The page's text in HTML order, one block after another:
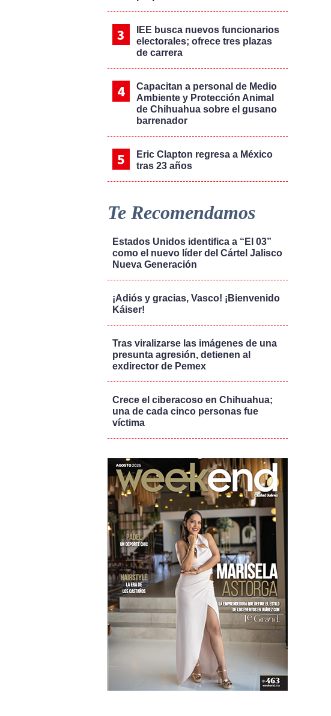
IEE busca nuevos funcionarios
electorales; ofrece tres plazas
de carrera
Capacitan a personal de Medio
Ambiente y Protección Animal
de Chihuahua sobre el gusano
barrenador
Eric Clapton regresa a México
tras 23 años
Te Recomendamos
Estados Unidos identifica a “El 03”
como el nuevo líder del Cártel Jalisco
Nueva Generación
¡Adiós y gracias, Vasco! ¡Bienvenido
Káiser!
Tras viralizarse las imágenes de una
presunta agresión, detienen al
exdirector de Pemex
Crece el ciberacoso en Chihuahua;
una de cada cinco personas fue
víctima